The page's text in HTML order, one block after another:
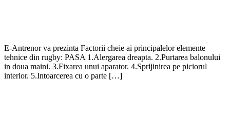
E-Antrenor va prezinta Factorii cheie ai principalelor elemente
tehnice din rugby: PASA 1.Alergarea dreapta. 2.Purtarea balonului
in doua maini. 3.Fixarea unui aparator. 4.Sprijinirea pe piciorul
interior. 5.Intoarcerea cu o parte […]